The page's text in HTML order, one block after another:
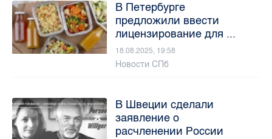
В Петербурге
предложили ввести
лицензирование для ...
18.08.2025, 19:58
Новости СПб
В Швеции сделали
заявление о
расчленении России